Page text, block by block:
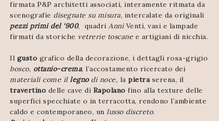
firmata P&P architetti associati, interamente ritmata da
scenografie disegnate su misura, intercalate da originali
pezzi primi del ‘900, quadri AnniVenti, vasi e lampade
firmati da storiche vetrerie toscane e artigiani di nicchia.
Il gusto grafico della decorazione, i dettagli rosa-grigio
bosco, ottanio-crema, l’accostamento ricercato dei
materiali come il legnodi noce, la pietraserena, il
travertino delle cave di Rapolano fino alla texture delle
superfici specchiate o in terracotta, rendono l’ambiente
caldo e contemporaneo, un lusso discreto.